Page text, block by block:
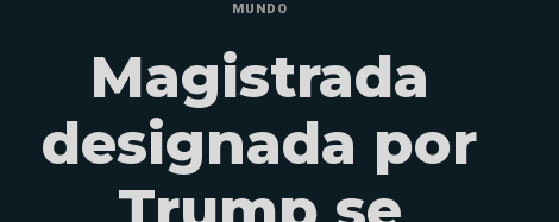
MUNDO
Magistrada
designada por